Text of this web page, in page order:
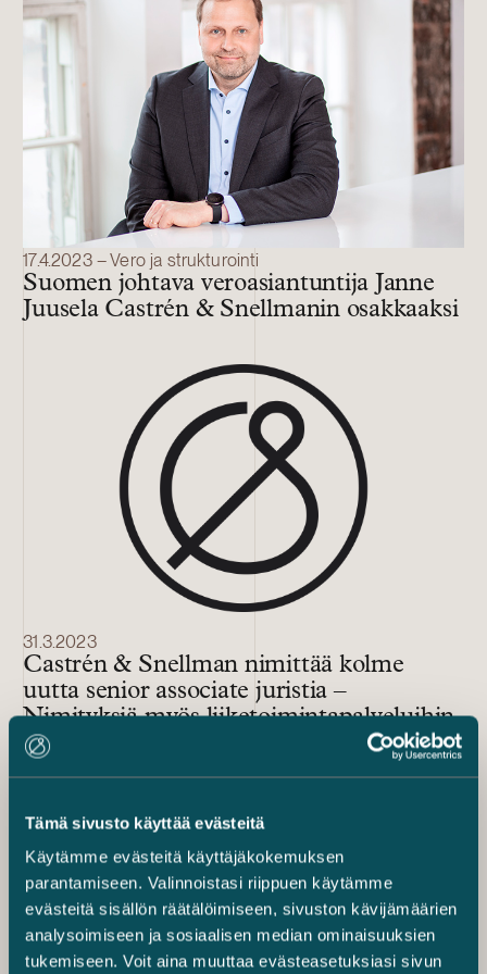
Tämä sivusto käyttää evästeitä
Käytämme evästeitä käyttäjäkokemuksen
parantamiseen. Valinnoistasi riippuen käytämme
evästeitä sisällön räätälöimiseen, sivuston kävijämäärien
analysoimiseen ja sosiaalisen median ominaisuuksien
tukemiseen. Voit aina muuttaa evästeasetuksiasi sivun
17.4.2023 – Vero ja strukturointi
Suomen johtava veroasiantuntija Janne
Juusela Castrén & Snellmanin osakkaaksi
31.3.2023
Castrén & Snellman nimittää kolme
uutta senior associate juristia –
Nimityksiä myös liiketoimintapalveluihin